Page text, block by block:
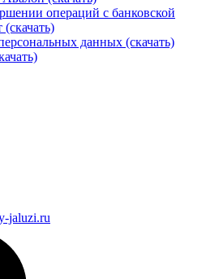
операций с банковской
(скачать)
данных (скачать)
jaluzi.ru